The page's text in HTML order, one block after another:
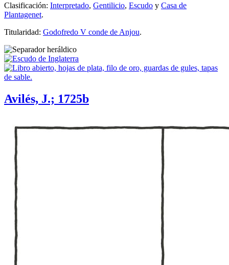
Clasificación: Interpretado, Gentilicio, Escudo y Casa de
Plantagenet.
Titularidad: Godofredo V conde de Anjou.
Avilés, J.; 1725b